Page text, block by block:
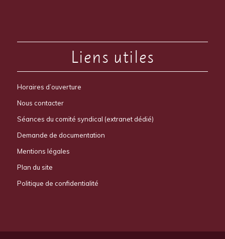
Liens utiles
Horaires d’ouverture
Nous contacter
Séances du comité syndical (extranet dédié)
Demande de documentation
Mentions légales
Plan du site
Politique de confidentialité